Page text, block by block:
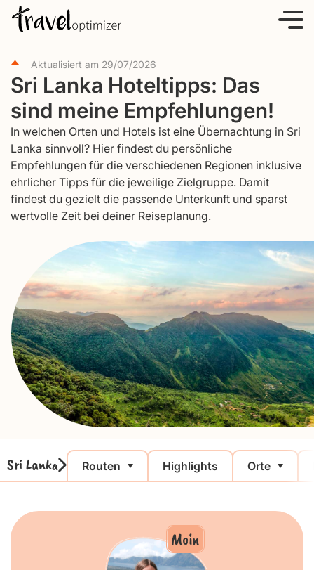
Aktualisiert am 29/07/2026
Sri Lanka Hoteltipps: Das
sind meine Empfehlungen!
In welchen Orten und Hotels ist eine Übernachtung in Sri
Lanka sinnvoll? Hier findest du persönliche
Empfehlungen für die verschiedenen Regionen inklusive
ehrlicher Tipps für die jeweilige Zielgruppe. Damit
findest du gezielt die passende Unterkunft und sparst
wertvolle Zeit bei deiner Reiseplanung.
Sri Lanka Routen Highlights Orte
Moin